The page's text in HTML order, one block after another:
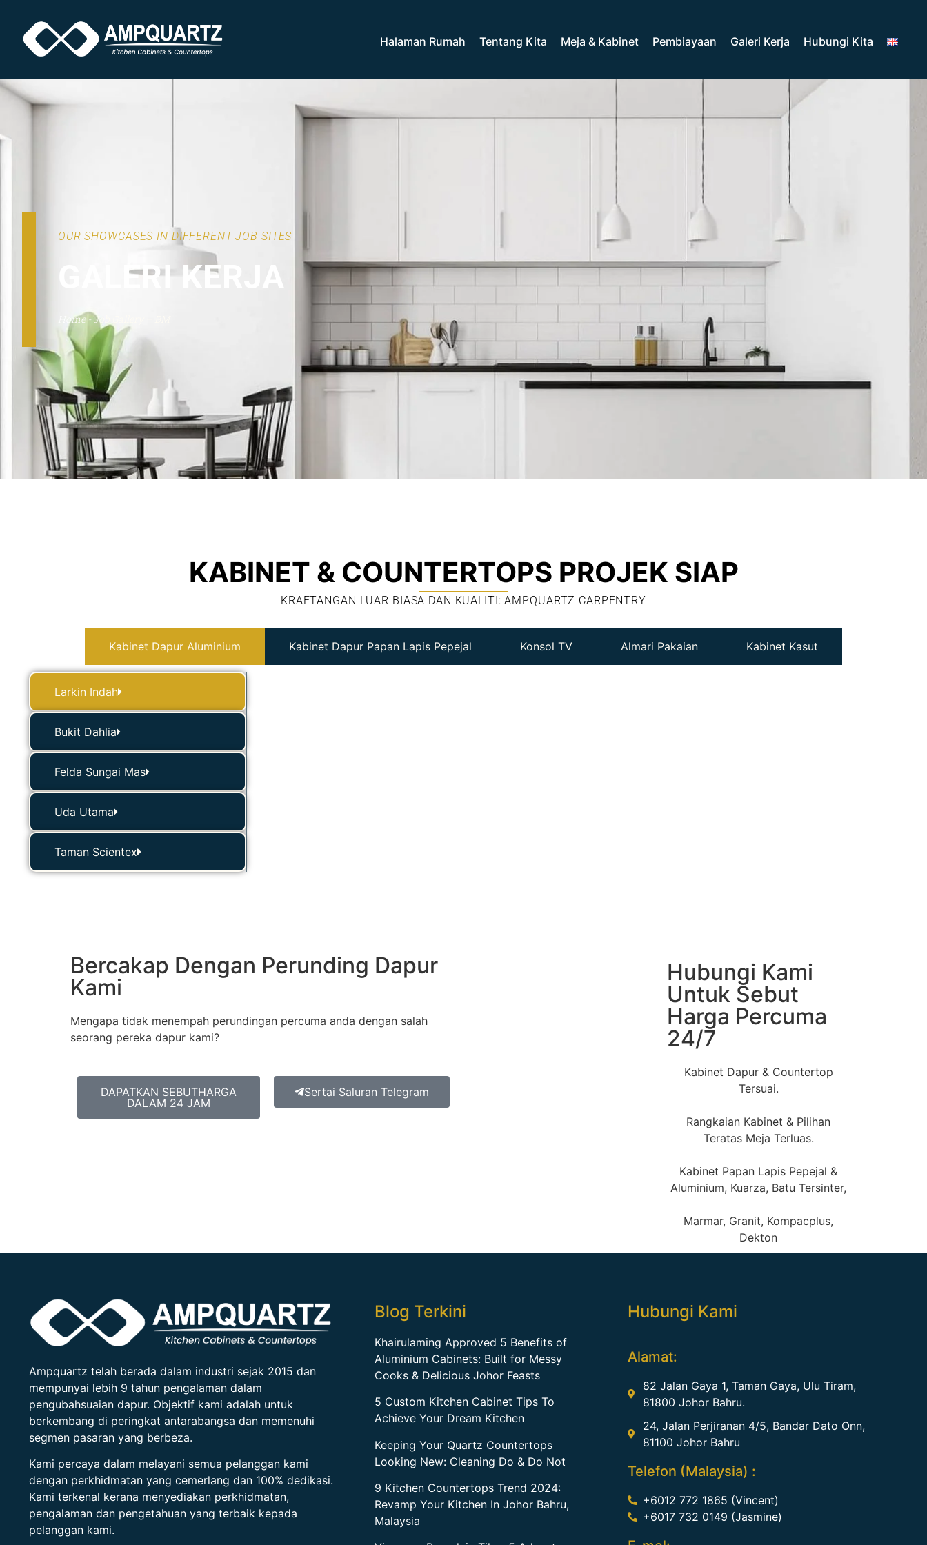
Halaman Rumah Tentang Kita Meja & Kabinet Pembiayaan Galeri Kerja Hubungi Kita
OUR SHOWCASES IN DIFFERENT JOB SITES
GALERI KERJA
Home-Job Gallery – BM
KABINET & COUNTERTOPS PROJEK SIAP
KRAFTANGAN LUAR BIASA DAN KUALITI: AMPQUARTZ CARPENTRY
Kabinet Dapur Aluminium Kabinet Dapur Papan Lapis Pepejal Konsol TV Almari Pakaian Kabinet Kasut
Larkin Indah
Bukit Dahlia
Felda Sungai Mas
Uda Utama
Taman Scientex
Bercakap Dengan Perunding Dapur
Kami
Mengapa tidak menempah perundingan percuma anda dengan salah
seorang pereka dapur kami?
DAPATKAN SEBUTHARGA
DALAM 24 JAM
Sertai Saluran Telegram
Hubungi Kami
Untuk Sebut
Harga Percuma
24/7
Kabinet Dapur & Countertop
Tersuai.
Rangkaian Kabinet & Pilihan
Teratas Meja Terluas.
Kabinet Papan Lapis Pepejal &
Aluminium, Kuarza, Batu Tersinter,
Marmar, Granit, Kompacplus,
Dekton
Ampquartz telah berada dalam industri sejak 2015 dan
mempunyai lebih 9 tahun pengalaman dalam
pengubahsuaian dapur. Objektif kami adalah untuk
berkembang di peringkat antarabangsa dan memenuhi
segmen pasaran yang berbeza.
Kami percaya dalam melayani semua pelanggan kami
dengan perkhidmatan yang cemerlang dan 100% dedikasi.
Kami terkenal kerana menyediakan perkhidmatan,
pengalaman dan pengetahuan yang terbaik kepada
pelanggan kami.
Blog Terkini
Khairulaming Approved 5 Benefits of
Aluminium Cabinets: Built for Messy
Cooks & Delicious Johor Feasts
5 Custom Kitchen Cabinet Tips To
Achieve Your Dream Kitchen
Keeping Your Quartz Countertops
Looking New: Cleaning Do & Do Not
9 Kitchen Countertops Trend 2024:
Revamp Your Kitchen In Johor Bahru,
Malaysia
Hubungi Kami
Alamat:
82 Jalan Gaya 1, Taman Gaya, Ulu Tiram,
81800 Johor Bahru.
24, Jalan Perjiranan 4/5, Bandar Dato Onn,
81100 Johor Bahru
Telefon (Malaysia) :
+6012 772 1865 (Vincent)
+6017 732 0149 (Jasmine)